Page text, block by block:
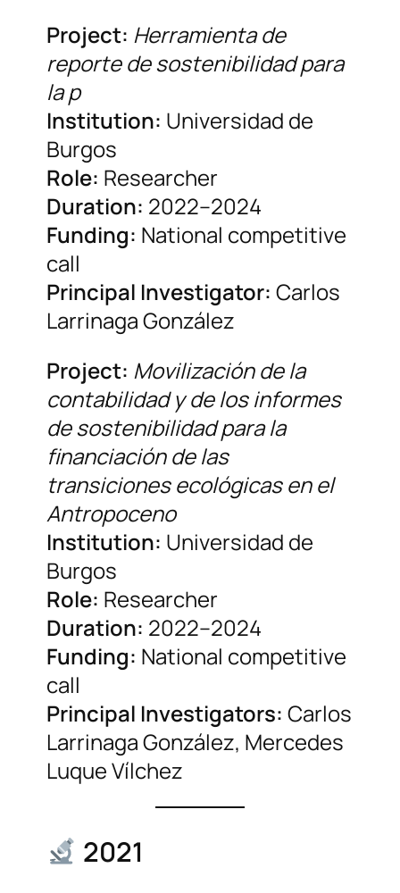
Project: Herramienta de
reporte de sostenibilidad para
la p
Institution: Universidad de
Burgos
Role: Researcher
Duration: 2022–2024
Funding: National competitive
call
Principal Investigator: Carlos
Larrinaga González
Project: Movilización de la
contabilidad y de los informes
de sostenibilidad para la
financiación de las
transiciones ecológicas en el
Antropoceno
Institution: Universidad de
Burgos
Role: Researcher
Duration: 2022–2024
Funding: National competitive
call
Principal Investigators: Carlos
Larrinaga González, Mercedes
Luque Vílchez
2021